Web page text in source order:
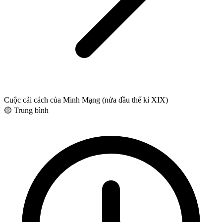
Cuộc cải cách của Minh Mạng (nửa đầu thế kỉ XIX)
🟡 Trung bình